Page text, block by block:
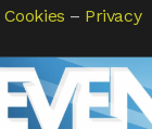
Cookies – Privacy